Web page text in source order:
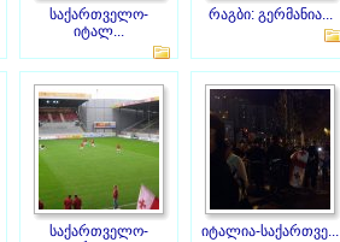
საქართველო-
იტალ...
რაგბი: გერმანია...
საქართველო-
იტალია-საქართვე...